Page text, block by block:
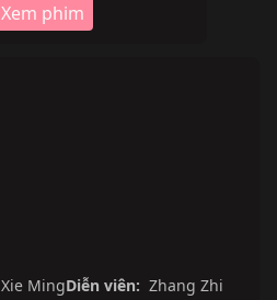
Xem phim
Xie MingDiễn viên: Zhang Zhi